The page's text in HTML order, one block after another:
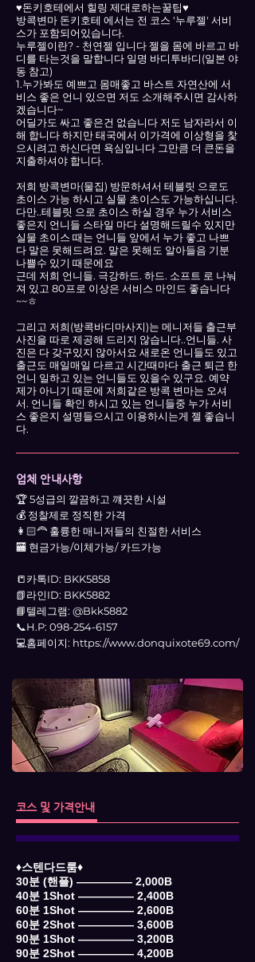
♥돈키호테에서 힐링 제대로하는꿀팁♥
방콕변마 돈키호테 에서는 전 코스 '누루젤' 서비
스가 포함되어있습니다.
누루젤이란? - 천연젤 입니다 젤을 몸에 바르고 바
디를 타는것을 말합니다 일명 바디투바디(일본 야
동 참고)
1.누가봐도 예쁘고 몸매좋고 바스트 자연산에 서
비스 좋은 언니 있으면 저도 소개해주시면 감사하
겠습니다~
어딜가도 싸고 좋은건 없습니다 저도 남자라서 이
해 합니다 하지만 태국에서 이가격에 이상형을 찿
으시려고 하신다면 욕심입니다 그만큼 더 큰돈을
지출하셔야 합니다.
저희 방콕변마(물집) 방문하셔서 테블릿 으로도
초이스 가능 하시고 실물 초이스도 가능하십니다.
다만..테블릿 으로 초이스 하실 경우 누가 서비스
좋은지 언니들 스타일 마다 설명해드릴수 있지만
실물 초이스 때는 언니들 앞에서 누가 좋고 나쁘
다 말은 못해드려요. 말은 못해도 알아들음 기분
나쁠수 있기 때문에요
근데 저희 언니들. 극강하드. 하드. 소프트 로 나눠
져 있고 80프로 이상은 서비스 마인드 좋습니다
~~ㅎ
그리고 저희(방콕바디마사지)는 메니저들 출근부
사진을 따로 제공해 드리지 않습니다..언니들. 사
진은 다 갖구있지 않아서요 새로온 언니들도 있고
출근도 매일매일 다르고 시간때마다 출근 퇴근 한
언니 일하고 있는 언니들도 있을수 있구요. 예약
제가 아니기 때문에 저희같은 방콕 변마는 오셔
서. 언니들 확인 하시고 있는 언니들중 누가 서비
스 좋은지 설명들으시고 이용하시는게 젤 좋습니
다.
업체 안내사항
🏆 5성급의 깔끔하고 꺠끗한 시설
💰 정찰제로 정직한 가격
👩🏻‍🦰 훌륭한 매니저들의 친절한 서비스
🏧 현금가능/이체가능/ 카드가능
📒카톡ID: BKK5858
📗​라인ID: BKK5882
📘텔레그램: @Bkk5882
📞H.P: 098-254-6157
💻홈페이지: https://www.donquixote69.com/
코스 및 가격안내
♦️스텐다드룸♦️
30분 (핸플) ――――― 2,000B
40분 1Shot ――――― 2,400B
60분 1Shot ――――― 2,600B
60분 2Shot ――――― 3,600B
90분 1Shot ――――― 3,200B
90분 2Shot ――――― 4,200B